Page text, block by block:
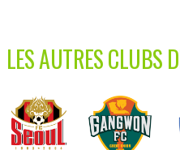
LES AUTRES CLUBS